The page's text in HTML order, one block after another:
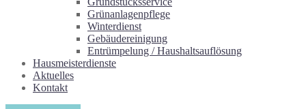
Grünanlagenpflege
Winterdienst
Gebäudereinigung
Entrümpelung / Haushaltsauflösung
Hausmeisterdienste
Aktuelles
Kontakt